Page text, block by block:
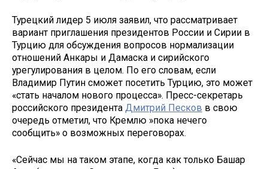
Турецкий лидер 5 июля заявил, что рассматривает
вариант приглашения президентов России и Сирии в
Турцию для обсуждения вопросов нормализации
отношений Анкары и Дамаска и сирийского
урегулирования в целом. По его словам, если
Владимир Путин сможет посетить Турцию, это может
«стать началом нового процесса». Пресс-секретарь
российского президента Дмитрий Песков в свою
очередь отметил, что Кремлю »пока нечего
сообщить» о возможных переговорах.
«Сейчас мы на таком этапе, когда как только Башар